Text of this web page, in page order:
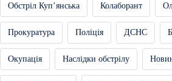
Обстріл Купʼянська Колаборант
Прокуратура Поліція ДСНС
Окупація Наслідки обстрілу